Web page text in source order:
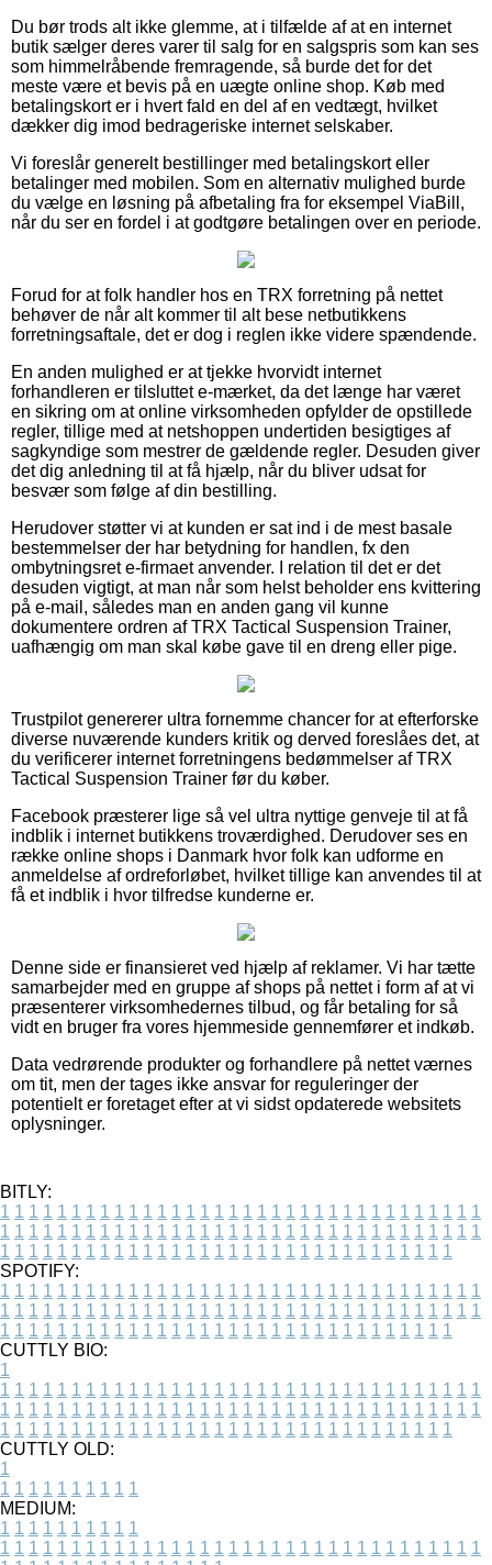
Du bør trods alt ikke glemme, at i tilfælde af at en internet
butik sælger deres varer til salg for en salgspris som kan ses
som himmelråbende fremragende, så burde det for det
meste være et bevis på en uægte online shop. Køb med
betalingskort er i hvert fald en del af en vedtægt, hvilket
dækker dig imod bedrageriske internet selskaber.
Vi foreslår generelt bestillinger med betalingskort eller
betalinger med mobilen. Som en alternativ mulighed burde
du vælge en løsning på afbetaling fra for eksempel ViaBill,
når du ser en fordel i at godtgøre betalingen over en periode.
Forud for at folk handler hos en TRX forretning på nettet
behøver de når alt kommer til alt bese netbutikkens
forretningsaftale, det er dog i reglen ikke videre spændende.
En anden mulighed er at tjekke hvorvidt internet
forhandleren er tilsluttet e-mærket, da det længe har været
en sikring om at online virksomheden opfylder de opstillede
regler, tillige med at netshoppen undertiden besigtiges af
sagkyndige som mestrer de gældende regler. Desuden giver
det dig anledning til at få hjælp, når du bliver udsat for
besvær som følge af din bestilling.
Herudover støtter vi at kunden er sat ind i de mest basale
bestemmelser der har betydning for handlen, fx den
ombytningsret e-firmaet anvender. I relation til det er det
desuden vigtigt, at man når som helst beholder ens kvittering
på e-mail, således man en anden gang vil kunne
dokumentere ordren af TRX Tactical Suspension Trainer,
uafhængig om man skal købe gave til en dreng eller pige.
Trustpilot genererer ultra fornemme chancer for at efterforske
diverse nuværende kunders kritik og derved foreslåes det, at
du verificerer internet forretningens bedømmelser af TRX
Tactical Suspension Trainer før du køber.
Facebook præsterer lige så vel ultra nyttige genveje til at få
indblik i internet butikkens troværdighed. Derudover ses en
række online shops i Danmark hvor folk kan udforme en
anmeldelse af ordreforløbet, hvilket tillige kan anvendes til at
få et indblik i hvor tilfredse kunderne er.
Denne side er finansieret ved hjælp af reklamer. Vi har tætte
samarbejder med en gruppe af shops på nettet i form af at vi
præsenterer virksomhedernes tilbud, og får betaling for så
vidt en bruger fra vores hjemmeside gennemfører et indkøb.
Data vedrørende produkter og forhandlere på nettet værnes
om tit, men der tages ikke ansvar for reguleringer der
potentielt er foretaget efter at vi sidst opdaterede websitets
oplysninger.
BITLY:
1 1 1 1 1 1 1 1 1 1 1 1 1 1 1 1 1 1 1 1 1 1 1 1 1 1 1 1 1 1 1 1 1 1
1 1 1 1 1 1 1 1 1 1 1 1 1 1 1 1 1 1 1 1 1 1 1 1 1 1 1 1 1 1 1 1 1 1
1 1 1 1 1 1 1 1 1 1 1 1 1 1 1 1 1 1 1 1 1 1 1 1 1 1 1 1 1 1 1 1
SPOTIFY:
1 1 1 1 1 1 1 1 1 1 1 1 1 1 1 1 1 1 1 1 1 1 1 1 1 1 1 1 1 1 1 1 1 1
1 1 1 1 1 1 1 1 1 1 1 1 1 1 1 1 1 1 1 1 1 1 1 1 1 1 1 1 1 1 1 1 1 1
1 1 1 1 1 1 1 1 1 1 1 1 1 1 1 1 1 1 1 1 1 1 1 1 1 1 1 1 1 1 1 1
CUTTLY BIO:
1
1 1 1 1 1 1 1 1 1 1 1 1 1 1 1 1 1 1 1 1 1 1 1 1 1 1 1 1 1 1 1 1 1 1
1 1 1 1 1 1 1 1 1 1 1 1 1 1 1 1 1 1 1 1 1 1 1 1 1 1 1 1 1 1 1 1 1 1
1 1 1 1 1 1 1 1 1 1 1 1 1 1 1 1 1 1 1 1 1 1 1 1 1 1 1 1 1 1 1 1
CUTTLY OLD:
1
1 1 1 1 1 1 1 1 1 1
MEDIUM:
1 1 1 1 1 1 1 1 1 1
1 1 1 1 1 1 1 1 1 1 1 1 1 1 1 1 1 1 1 1 1 1 1 1 1 1 1 1 1 1 1 1 1 1